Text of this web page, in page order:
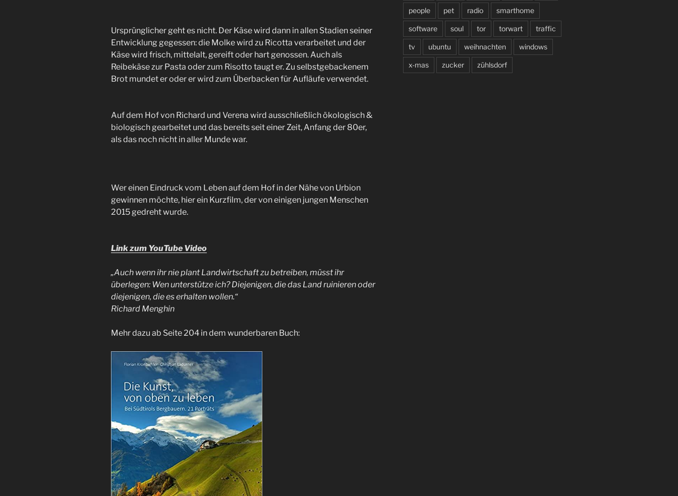
Ursprünglicher geht es nicht. Der Käse wird dann in allen Stadien seiner
Entwicklung gegessen: die Molke wird zu Ricotta verarbeitet und der
Käse wird frisch, mittelalt, gereift oder hart genossen. Auch als
Reibekäse zur Pasta oder zum Risotto taugt er. Zu selbstgebackenem
Brot mundet er oder er wird zum Überbacken für Aufläufe verwendet.
Auf dem Hof von Richard und Verena wird ausschließlich ökologisch &
biologisch gearbeitet und das bereits seit einer Zeit, Anfang der 80er,
als das noch nicht in aller Munde war.
Wer einen Eindruck vom Leben auf dem Hof in der Nähe von Urbion
gewinnen möchte, hier ein Kurzfilm, der von einigen jungen Menschen
2015 gedreht wurde.
Link zum YouTube Video
„Auch wenn ihr nie plant Landwirtschaft zu betreiben, müsst ihr
überlegen: Wen unterstütze ich? Diejenigen, die das Land ruinieren oder
diejenigen, die es erhalten wollen.“
Richard Menghin
Mehr dazu ab Seite 204 in dem wunderbaren Buch:
people pet radio smarthome
software soul tor torwart traffic
tv ubuntu weihnachten windows
x-mas zucker zühlsdorf